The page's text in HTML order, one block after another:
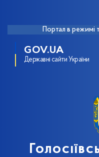
Портал в режимі
GOV.UA
Державні сайти України